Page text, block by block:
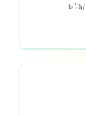
קמ"ש